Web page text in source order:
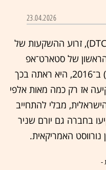
23.04.2026
ות של
של סטארט־אפ
האחסון ואסט דאטה (Vast Data) ב־2016, היא ראתה בכך
אז רק כמה מאות אלפי
מבלי להתחייב
בחברה גם יורם שניר
-